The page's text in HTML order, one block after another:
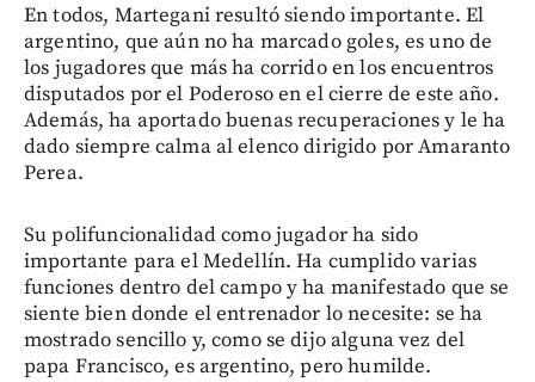
En todos, Martegani resultó siendo importante. El
argentino, que aún no ha marcado goles, es uno de
los jugadores que más ha corrido en los encuentros
disputados por el Poderoso en el cierre de este año.
Además, ha aportado buenas recuperaciones y le ha
dado siempre calma al elenco dirigido por Amaranto
Perea.
Su polifuncionalidad como jugador ha sido
importante para el Medellín. Ha cumplido varias
funciones dentro del campo y ha manifestado que se
siente bien donde el entrenador lo necesite: se ha
mostrado sencillo y, como se dijo alguna vez del
papa Francisco, es argentino, pero humilde.